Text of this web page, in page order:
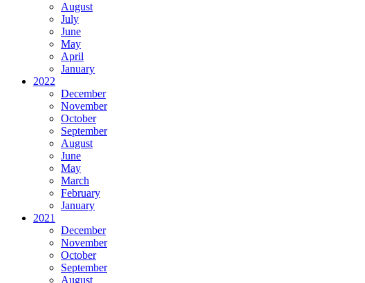
August
July
June
May
April
January
2022
December
November
October
September
August
June
May
March
February
January
2021
December
November
October
September
August